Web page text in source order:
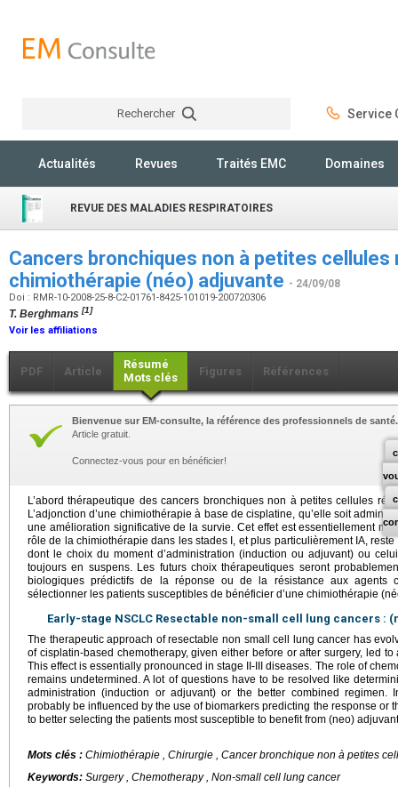
Rechercher Service
Actualités Revues Traités EMC Domaines
REVUE DES MALADIES RESPIRATOIRES
Cancers bronchiques non à petites cellules
chimiothérapie (néo) adjuvante - 24/09/08
Doi : RMR-10-2008-25-8-C2-01761-8425-101019-200720306
T. Berghmans [1]
Voir les affiliations
PDF Article
Résumé
Mots clés
Figures Références
Bienvenue sur EM-consulte, la référence des professionnels de santé.
Article gratuit.
Connectez-vous pour en bénéficier!
L’abord thérapeutique des cancers bronchiques non à petites cellules
L’adjonction d’une chimiothérapie à base de cisplatine, qu’elle soit
une amélioration significative de la survie. Cet effet est essentiellement
rôle de la chimiothérapie dans les stades I, et plus particulièrement IA,
dont le choix du moment d’administration (induction ou adjuvant) ou
toujours en suspens. Les futurs choix thérapeutiques seront
biologiques prédictifs de la réponse ou de la résistance aux agents
sélectionner les patients susceptibles de bénéficier d’une chimiothérapie
Early-stage NSCLC Resectable non-small cell lung cancers :
The therapeutic approach of resectable non small cell lung cancer has
of cisplatin-based chemotherapy, given either before or after surgery, led
This effect is essentially pronounced in stage II-III diseases. The role of
remains undetermined. A lot of questions have to be resolved like
administration (induction or adjuvant) or the better combined regimen.
probably be influenced by the use of biomarkers predicting the response or
to better selecting the patients most susceptible to benefit from (neo)
Mots clés : Chimiothérapie , Chirurgie , Cancer bronchique non à petites
Keywords: Surgery , Chemotherapy , Non-small cell lung cancer